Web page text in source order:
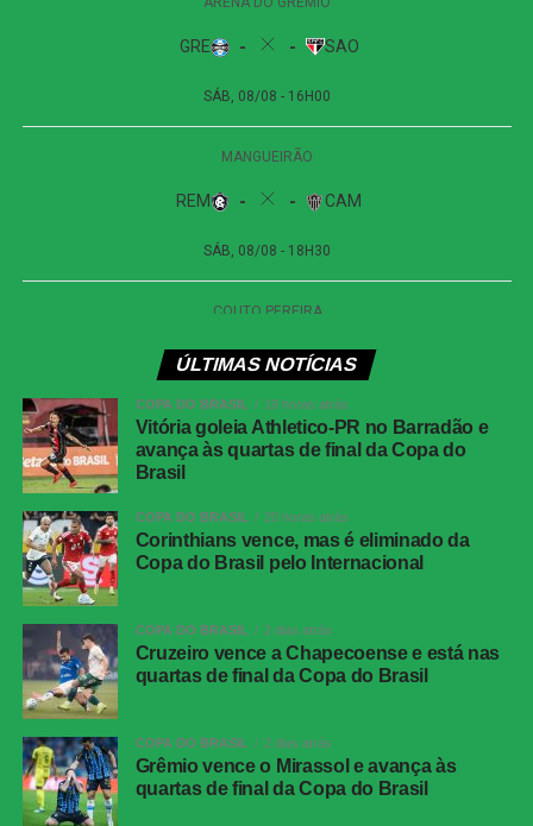
Apesar das tentativas das duas equipes na etapa final, o
placar não foi alterado. O empate sem gols refletiu a
Próximos jogos
Internacional x Corinthians| Copa do Brasil (jogo
de ida das oitavas de final)
Data e horário: 02.08 (domingo), às 19h30 (de
Athletico-PR x Vitória
ida das oitavas de final)
Data e horário:03.08 (segunda-feira), às 21h (de
Brasília)
Local:
FICHA
TÉCNICA
Partida
Competição
Campeonato Brasileiro – 21ª rodada
Local
Neo Química Arena, São Paulo (SP)
ÚLTIMAS NOTÍCIAS
COPA DO BRASIL 19 horas atrás
Vitória goleia Athletico-PR no Barradão e
avança às quartas de final da Copa do
Brasil
COPA DO BRASIL 20 horas atrás
Corinthians vence, mas é eliminado da
Copa do Brasil pelo Internacional
COPA DO BRASIL 2 dias atrás
Cruzeiro vence a Chapecoense e está nas
quartas de final da Copa do Brasil
COPA DO BRASIL 2 dias atrás
Grêmio vence o Mirassol e avança às
quartas de final da Copa do Brasil